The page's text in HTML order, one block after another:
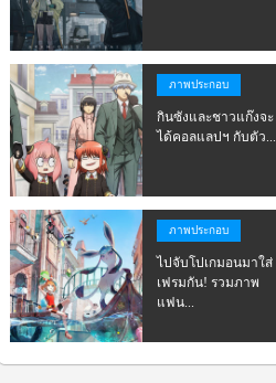
ภาพประกอบ
กินซังและชาวแก๊งจะ
ได้คอลแลปฯ กับตัว...
ภาพประกอบ
ไปจับโปเกมอนมาใส่
เฟรมกัน! รวมภาพ
แฟน...